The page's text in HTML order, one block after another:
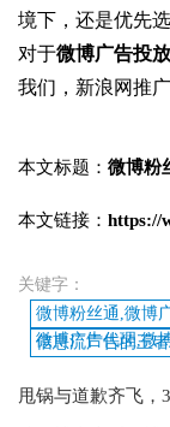
境下 ，还是优先
对于微博广告投放
我们，新浪网推
本文标题： 微博粉
本文链接： https://
关键字：
微博粉丝通,微博
微博广告代理,微
信息流广告的王
甩锅与道歉齐飞，